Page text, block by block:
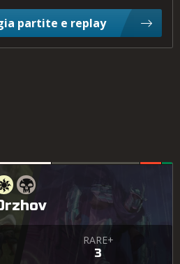
partite e replay
RARE+
3